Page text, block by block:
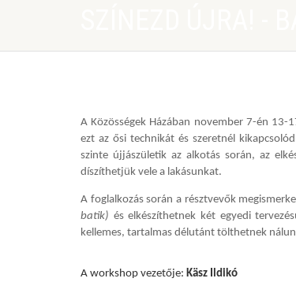
A Közösségek Házában november 7-én 13-
ezt az ősi technikát és szeretnél
szinte újjászületik az alkotás során, az
díszíthetjük vele a lakásunkat.
A foglalkozás során a résztvevők
batik) és elkészíthetnek két egyedi
kellemes, tartalmas délutánt tölthetnek
A workshop vezetője: Käsz Ildikó